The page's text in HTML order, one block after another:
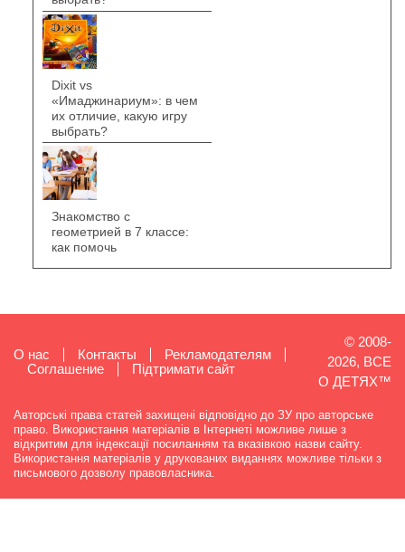
Dixit vs
«Имаджинариум»: в чем
их отличие, какую игру
выбрать?
Знакомство с
геометрией в 7 классе:
как помочь
О нас Контакты
Рекламодателям
Cоглашение
Підтримати сайт
© 2008-
2026, ВСЕ
О ДЕТЯХ™
Авторські права статей захищені відповідно до ЗУ про авторське
право. Використання матеріалів в Інтернеті можливе лише з
відкритим для індексації посиланням та вказівкою назви сайту.
Використання матеріалів у друкованих виданнях можливе тільки з
письмового дозволу правовласника.